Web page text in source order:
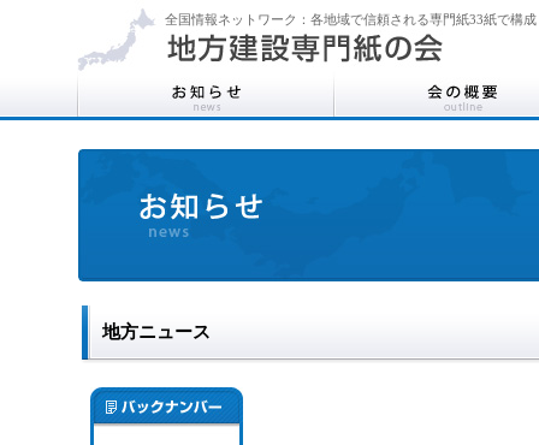
全国情報ネットワーク：各地域で信頼される専門紙33紙で構成
地方ニュース